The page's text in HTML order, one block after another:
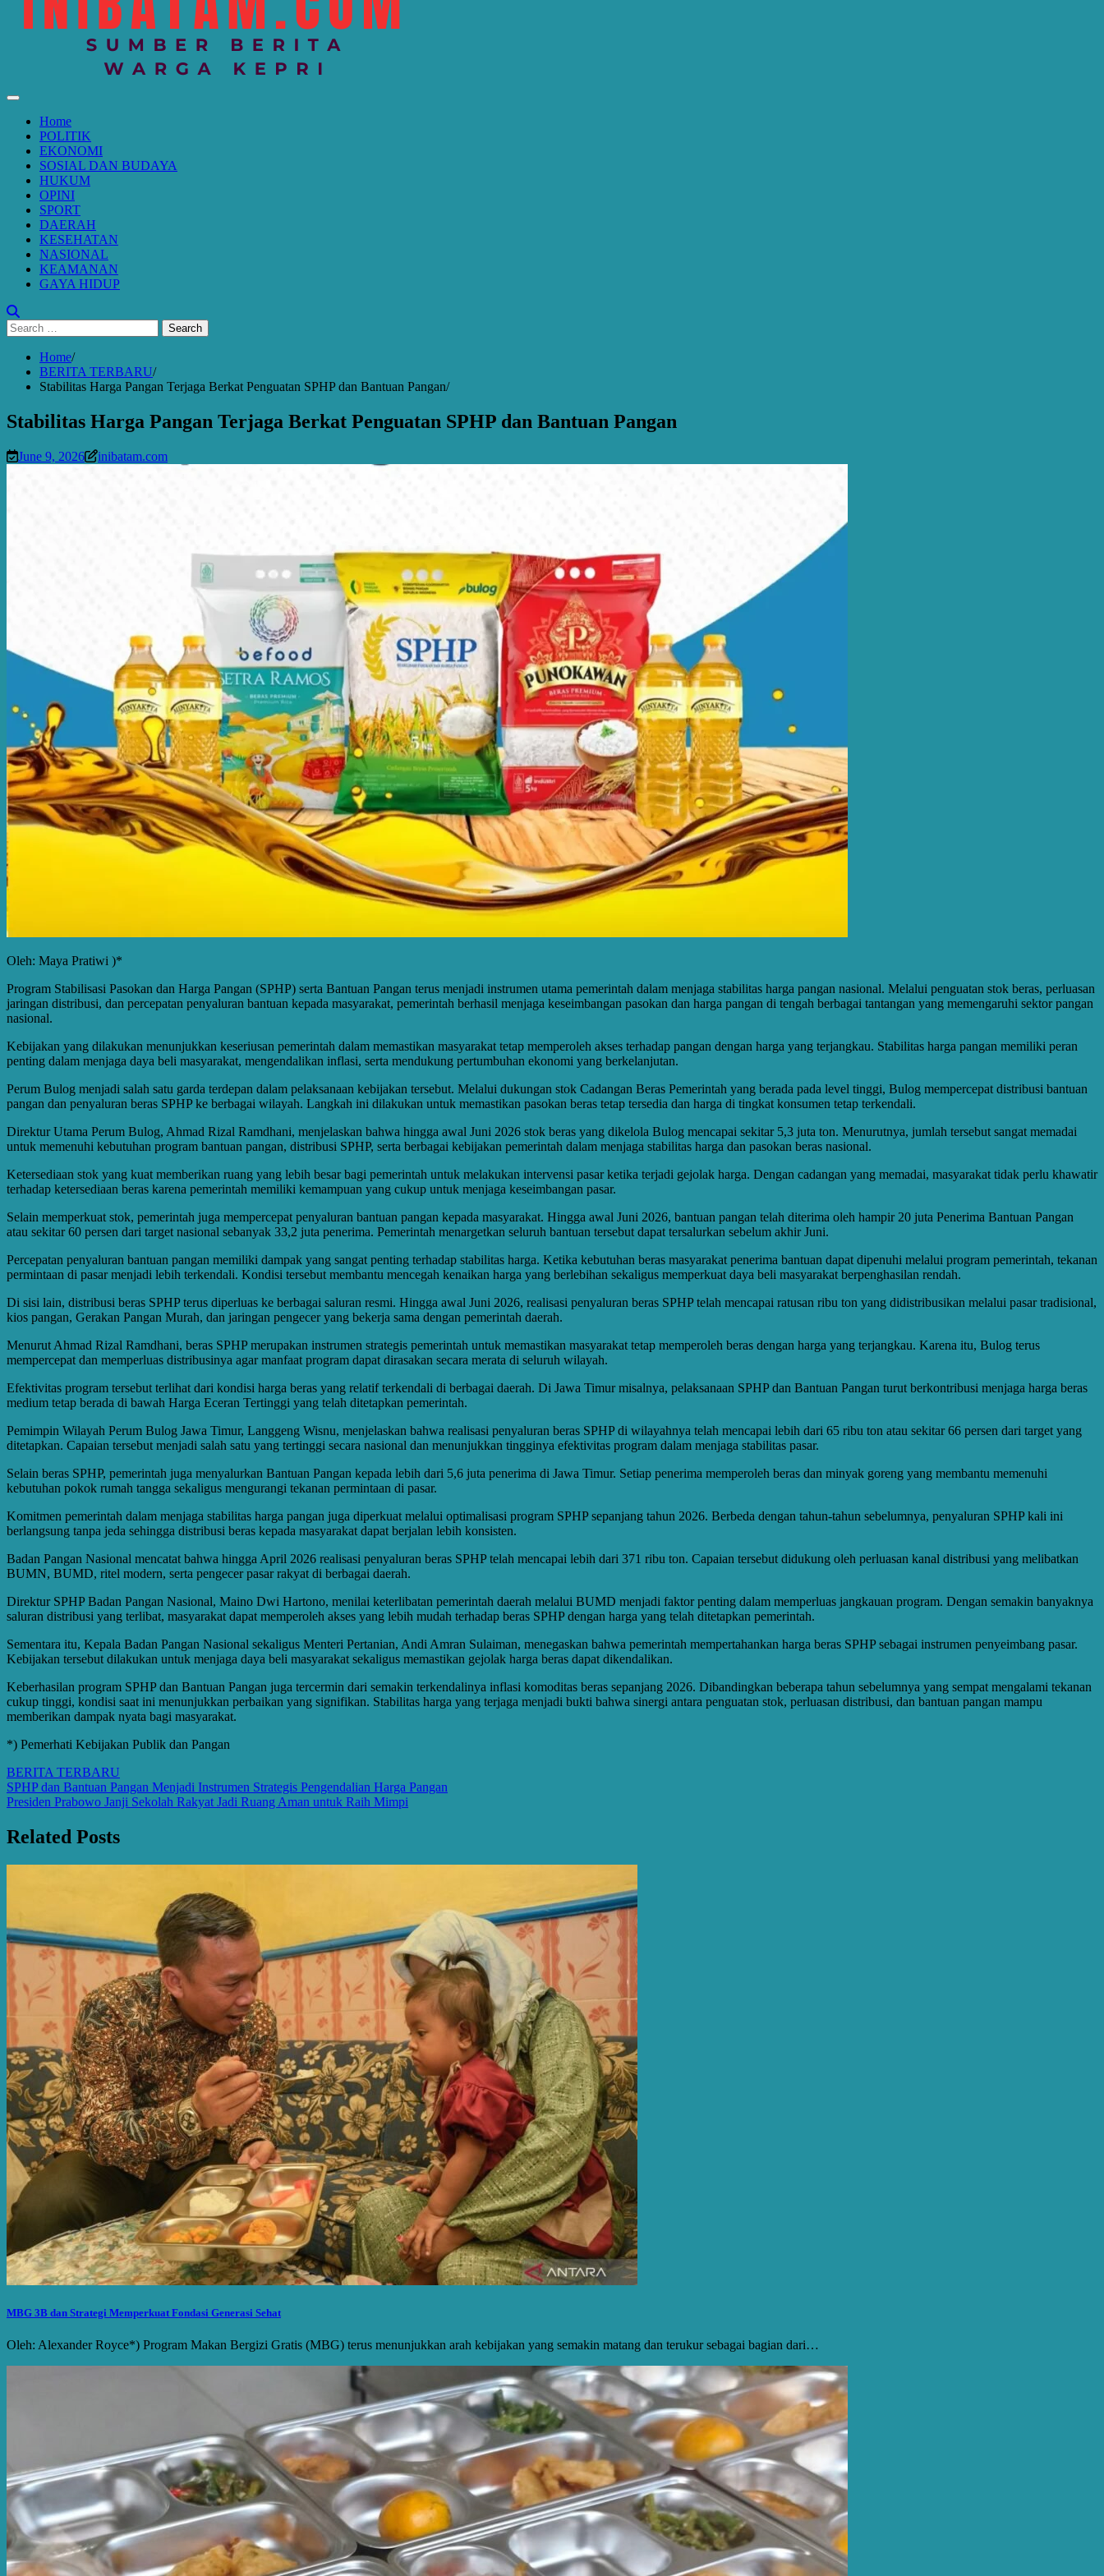
Home
POLITIK
EKONOMI
SOSIAL DAN BUDAYA
HUKUM
OPINI
SPORT
DAERAH
KESEHATAN
NASIONAL
KEAMANAN
GAYA HIDUP
Search
for:
Home
BERITA TERBARU
Stabilitas Harga Pangan Terjaga Berkat Penguatan SPHP dan Bantuan Pangan
Stabilitas Harga Pangan Terjaga Berkat Penguatan SPHP dan Bantuan Pangan
June 9, 2026 inibatam.com
Oleh: Maya Pratiwi )*
Program Stabilisasi Pasokan dan Harga Pangan (SPHP) serta Bantuan Pangan terus menjadi instrumen utama pemerintah dalam menjaga stabilitas harga pangan nasional. Melalui penguatan stok beras, perluasan
jaringan distribusi, dan percepatan penyaluran bantuan kepada masyarakat, pemerintah berhasil menjaga keseimbangan pasokan dan harga pangan di tengah berbagai tantangan yang memengaruhi sektor pangan
nasional.
Kebijakan yang dilakukan menunjukkan keseriusan pemerintah dalam memastikan masyarakat tetap memperoleh akses terhadap pangan dengan harga yang terjangkau. Stabilitas harga pangan memiliki peran
penting dalam menjaga daya beli masyarakat, mengendalikan inflasi, serta mendukung pertumbuhan ekonomi yang berkelanjutan.
Perum Bulog menjadi salah satu garda terdepan dalam pelaksanaan kebijakan tersebut. Melalui dukungan stok Cadangan Beras Pemerintah yang berada pada level tinggi, Bulog mempercepat distribusi bantuan
pangan dan penyaluran beras SPHP ke berbagai wilayah. Langkah ini dilakukan untuk memastikan pasokan beras tetap tersedia dan harga di tingkat konsumen tetap terkendali.
Direktur Utama Perum Bulog, Ahmad Rizal Ramdhani, menjelaskan bahwa hingga awal Juni 2026 stok beras yang dikelola Bulog mencapai sekitar 5,3 juta ton. Menurutnya, jumlah tersebut sangat memadai
untuk memenuhi kebutuhan program bantuan pangan, distribusi SPHP, serta berbagai kebijakan pemerintah dalam menjaga stabilitas harga dan pasokan beras nasional.
Ketersediaan stok yang kuat memberikan ruang yang lebih besar bagi pemerintah untuk melakukan intervensi pasar ketika terjadi gejolak harga. Dengan cadangan yang memadai, masyarakat tidak perlu khawatir
terhadap ketersediaan beras karena pemerintah memiliki kemampuan yang cukup untuk menjaga keseimbangan pasar.
Selain memperkuat stok, pemerintah juga mempercepat penyaluran bantuan pangan kepada masyarakat. Hingga awal Juni 2026, bantuan pangan telah diterima oleh hampir 20 juta Penerima Bantuan Pangan
atau sekitar 60 persen dari target nasional sebanyak 33,2 juta penerima. Pemerintah menargetkan seluruh bantuan tersebut dapat tersalurkan sebelum akhir Juni.
Percepatan penyaluran bantuan pangan memiliki dampak yang sangat penting terhadap stabilitas harga. Ketika kebutuhan beras masyarakat penerima bantuan dapat dipenuhi melalui program pemerintah, tekanan
permintaan di pasar menjadi lebih terkendali. Kondisi tersebut membantu mencegah kenaikan harga yang berlebihan sekaligus memperkuat daya beli masyarakat berpenghasilan rendah.
Di sisi lain, distribusi beras SPHP terus diperluas ke berbagai saluran resmi. Hingga awal Juni 2026, realisasi penyaluran beras SPHP telah mencapai ratusan ribu ton yang didistribusikan melalui pasar tradisional,
kios pangan, Gerakan Pangan Murah, dan jaringan pengecer yang bekerja sama dengan pemerintah daerah.
Menurut Ahmad Rizal Ramdhani, beras SPHP merupakan instrumen strategis pemerintah untuk memastikan masyarakat tetap memperoleh beras dengan harga yang terjangkau. Karena itu, Bulog terus
mempercepat dan memperluas distribusinya agar manfaat program dapat dirasakan secara merata di seluruh wilayah.
Efektivitas program tersebut terlihat dari kondisi harga beras yang relatif terkendali di berbagai daerah. Di Jawa Timur misalnya, pelaksanaan SPHP dan Bantuan Pangan turut berkontribusi menjaga harga beras
medium tetap berada di bawah Harga Eceran Tertinggi yang telah ditetapkan pemerintah.
Pemimpin Wilayah Perum Bulog Jawa Timur, Langgeng Wisnu, menjelaskan bahwa realisasi penyaluran beras SPHP di wilayahnya telah mencapai lebih dari 65 ribu ton atau sekitar 66 persen dari target yang
ditetapkan. Capaian tersebut menjadi salah satu yang tertinggi secara nasional dan menunjukkan tingginya efektivitas program dalam menjaga stabilitas pasar.
Selain beras SPHP, pemerintah juga menyalurkan Bantuan Pangan kepada lebih dari 5,6 juta penerima di Jawa Timur. Setiap penerima memperoleh beras dan minyak goreng yang membantu memenuhi
kebutuhan pokok rumah tangga sekaligus mengurangi tekanan permintaan di pasar.
Komitmen pemerintah dalam menjaga stabilitas harga pangan juga diperkuat melalui optimalisasi program SPHP sepanjang tahun 2026. Berbeda dengan tahun-tahun sebelumnya, penyaluran SPHP kali ini
berlangsung tanpa jeda sehingga distribusi beras kepada masyarakat dapat berjalan lebih konsisten.
Badan Pangan Nasional mencatat bahwa hingga April 2026 realisasi penyaluran beras SPHP telah mencapai lebih dari 371 ribu ton. Capaian tersebut didukung oleh perluasan kanal distribusi yang melibatkan
BUMN, BUMD, ritel modern, serta pengecer pasar rakyat di berbagai daerah.
Direktur SPHP Badan Pangan Nasional, Maino Dwi Hartono, menilai keterlibatan pemerintah daerah melalui BUMD menjadi faktor penting dalam memperluas jangkauan program. Dengan semakin banyaknya
saluran distribusi yang terlibat, masyarakat dapat memperoleh akses yang lebih mudah terhadap beras SPHP dengan harga yang telah ditetapkan pemerintah.
Sementara itu, Kepala Badan Pangan Nasional sekaligus Menteri Pertanian, Andi Amran Sulaiman, menegaskan bahwa pemerintah mempertahankan harga beras SPHP sebagai instrumen penyeimbang pasar.
Kebijakan tersebut dilakukan untuk menjaga daya beli masyarakat sekaligus memastikan gejolak harga beras dapat dikendalikan.
Keberhasilan program SPHP dan Bantuan Pangan juga tercermin dari semakin terkendalinya inflasi komoditas beras sepanjang 2026. Dibandingkan beberapa tahun sebelumnya yang sempat mengalami tekanan
cukup tinggi, kondisi saat ini menunjukkan perbaikan yang signifikan. Stabilitas harga yang terjaga menjadi bukti bahwa sinergi antara penguatan stok, perluasan distribusi, dan bantuan pangan mampu
memberikan dampak nyata bagi masyarakat.
*) Pemerhati Kebijakan Publik dan Pangan
BERITA TERBARU
Post
navigation
SPHP dan Bantuan Pangan Menjadi Instrumen Strategis Pengendalian Harga Pangan
Presiden Prabowo Janji Sekolah Rakyat Jadi Ruang Aman untuk Raih Mimpi
Related Posts
MBG 3B dan Strategi Memperkuat Fondasi Generasi Sehat
Oleh: Alexander Royce*) Program Makan Bergizi Gratis (MBG) terus menunjukkan arah kebijakan yang semakin matang dan terukur sebagai bagian dari…